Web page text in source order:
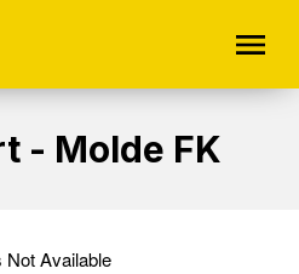
- Molde FK
Not Available